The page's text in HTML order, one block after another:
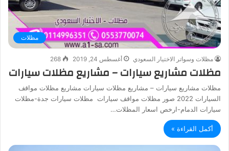
مظلات
مظلات وسواتر الاختيار السعودي أغسطس 24, 2019 268
مظلات مشاريع سيارات – مشاريع مظلات سيارات
مظلات مشاريع سيارات – مشاريع مظلات سيارات مشاريع مظلات مواقف
السيارات 2022 صور مظلات مواقف سيارات مظلات سيارات جدة-مظلات
سيارات الدمام-ارخص اسعار المظلات…
أكمل القراءة »